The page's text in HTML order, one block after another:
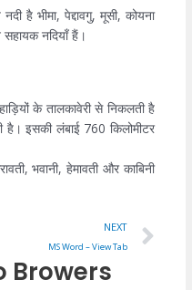
है भीमा, पेद्दावगु, मूसी, कोयना
नदियाँ हैं।
के तालकावेरी से निकलती है
इसकी लंबाई 760 किलोमीटर
भवानी, हेमावती और काबिनी
NEXT
MS Word – View Tab
Browers